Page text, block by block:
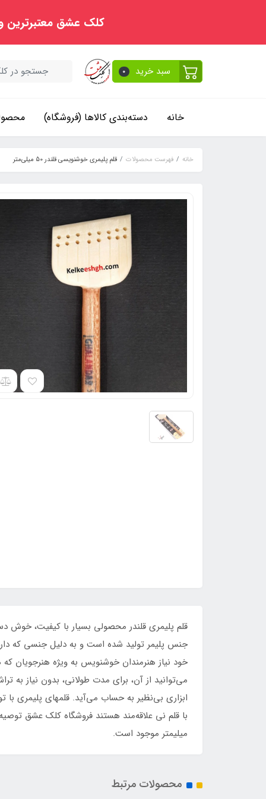
کلک عشق معتبرترین
سبد خرید 0
خانه دسته‌بندی کالاها (فروشگاه)
خانه فهرست محصولات قلم پلیمری خوشنویسی قلندر 50 میلی‌متر
قلم پلیمری قلندر محصولی بسیار با کیفیت،
جنس پلیمر تولید شده است و به دلیل جنسی که
خود نیاز هنرمندان خوشنویس به ویژه هنرجویان
می‌توانید از آن، برای مدت طولانی، بدون نیاز به
ابزاری بی‌نظیر به حساب می‌آید. قلمهای پلیمری
میلیمتر موجود است.
محصولات مرتبط